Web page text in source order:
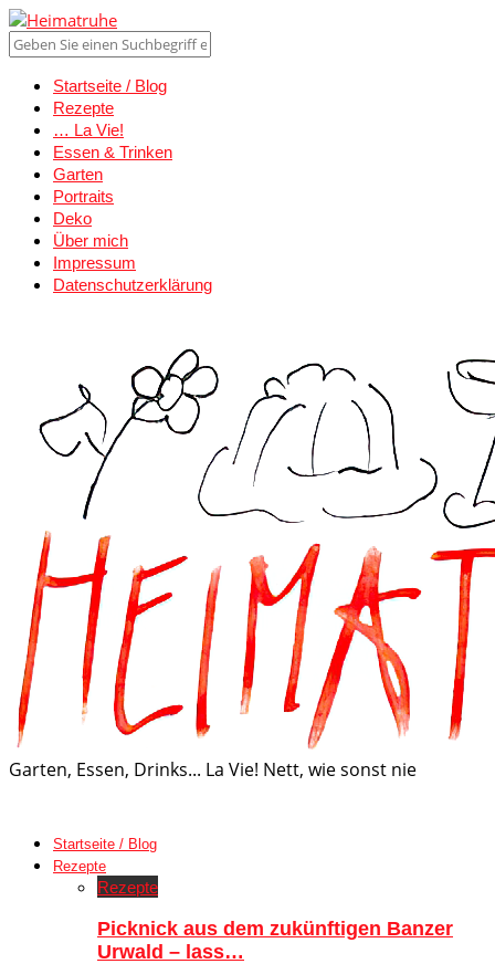
Startseite / Blog
Rezepte
… La Vie!
Essen & Trinken
Garten
Portraits
Deko
Über mich
Impressum
Datenschutzerklärung
Garten, Essen, Drinks... La Vie! Nett, wie sonst nie
Startseite / Blog
Rezepte
Rezepte
Picknick aus dem zukünftigen Banzer
Urwald – lass…